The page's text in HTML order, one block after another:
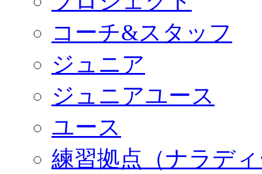
コーチ&スタッフ
ジュニア
ジュニアユース
ユース
練習拠点（ナラデ